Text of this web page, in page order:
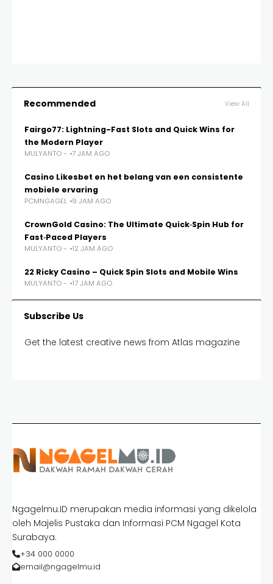
Recommended View All
Fairgo77: Lightning-Fast Slots and Quick Wins for
the Modern Player
MULYANTO - 7 JAM AGO
Casino Likesbet en het belang van een consistente
mobiele ervaring
PCMNGAGEL 9 JAM AGO
CrownGold Casino: The Ultimate Quick‑Spin Hub for
Fast‑Paced Players
MULYANTO - 12 JAM AGO
22 Ricky Casino – Quick Spin Slots and Mobile Wins
MULYANTO - 17 JAM AGO
Subscribe Us
Get the latest creative news from Atlas magazine
Ngagelmu.ID merupakan media informasi yang dikelola
oleh Majelis Pustaka dan Informasi PCM Ngagel Kota
Surabaya.
+34 000 0000
email@ngagelmu.id